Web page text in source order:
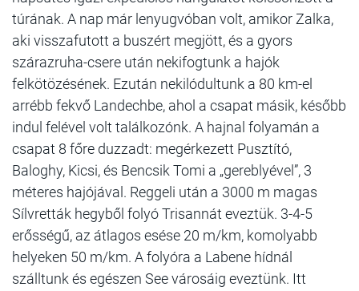
túrának. A nap már lenyugvóban volt, amikor Zalka,
aki visszafutott a buszért megjött, és a gyors
szárazruha-csere után nekifogtunk a hajók
felkötözésének. Ezután nekilódultunk a 80 km-el
arrébb fekvő Landechbe, ahol a csapat másik, később
indul felével volt találkozónk. A hajnal folyamán a
csapat 8 főre duzzadt: megérkezett Pusztító,
Baloghy, Kicsi, és Bencsik Tomi a „gereblyével”, 3
méteres hajójával. Reggeli után a 3000 m magas
Sílvretták hegyből folyó Trisannát eveztük. 3-4-5
erősségű, az átlagos esése 20 m/km, komolyabb
helyeken 50 m/km. A folyóra a Labene hídnál
szálltunk és egészen See városáig eveztünk. Itt